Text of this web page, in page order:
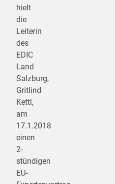
hielt
die
Leiterin
des
EDIC
Land
Salzburg,
Gritlind
Kettl,
am
17.1.2018
einen
2-
stündigen
EU-